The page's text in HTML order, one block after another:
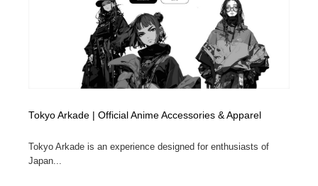
Tokyo Arkade | Official Anime Accessories & Apparel
Tokyo Arkade is an experience designed for enthusiasts of
Japan...